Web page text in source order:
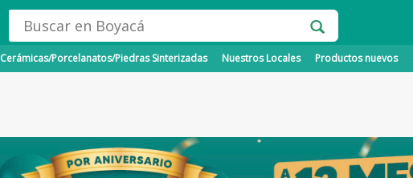
Cerámicas/Porcelanatos/Piedras Sinterizadas Nuestros Locales Productos nuevos